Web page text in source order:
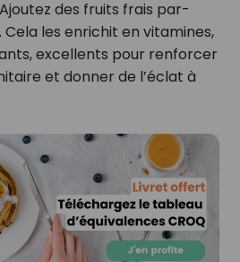
des fruits frais par-
Cela les enrichit en vitamines,
excellents pour renforcer
et donner de l’éclat à